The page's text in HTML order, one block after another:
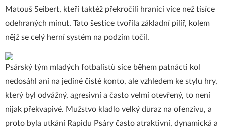
Matouš Seibert, kteří taktéž překročili hranici více než tisíce
odehraných minut. Tato šestice tvořila základní pilíř, kolem
nějž se celý herní systém na podzim točil.
Psárský tým mladých fotbalistů sice během patnácti kol
nedosáhl ani na jediné čisté konto, ale vzhledem ke stylu hry,
který byl odvážný, agresivní a často velmi otevřený, to není
nijak překvapivé. Mužstvo kladlo velký důraz na ofenzivu, a
proto byla utkání Rapidu Psáry často atraktivní, dynamická a